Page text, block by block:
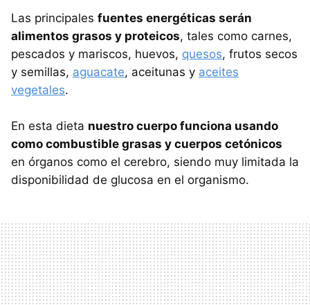
Las principales fuentes energéticas serán
alimentos grasos y proteicos, tales como carnes,
pescados y mariscos, huevos, quesos, frutos secos
y semillas, aguacate, aceitunas y aceites
vegetales.
En esta dieta nuestro cuerpo funciona usando
como combustible grasas y cuerpos cetónicos
en órganos como el cerebro, siendo muy limitada la
disponibilidad de glucosa en el organismo.